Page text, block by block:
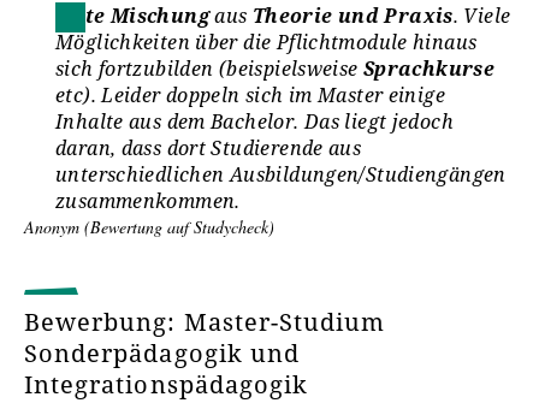
Hinweise zu erforderlichen Deutschkenntnissen
sowie zur Deutschen Sprachprüfung für den
Hochschulzugang (DSH):
Sprachkenntnisse und Zugangsvoraussetzungen
Gute Mischungaus Theorie und Praxis. Viele
Möglichkeiten über die Pflichtmodule hinaus
sich fortzubilden (beispielsweise Sprachkurse
etc). Leider doppeln sich im Master einige
Inhalte aus dem Bachelor. Das liegt jedoch
daran, dass dort Studierende aus
unterschiedlichen Ausbildungen/Studiengängen
zusammenkommen.
Anonym (Bewertung auf Studycheck)
Bewerbung: Master-Studium
Sonderpädagogik und
Integrationspädagogik